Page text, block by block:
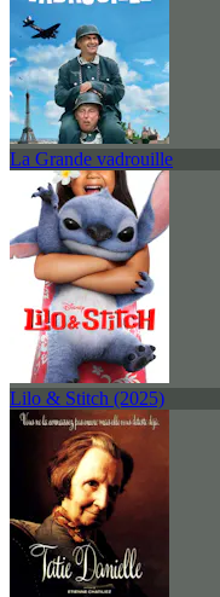
La Grande vadrouille
Lilo & Stitch (2025)